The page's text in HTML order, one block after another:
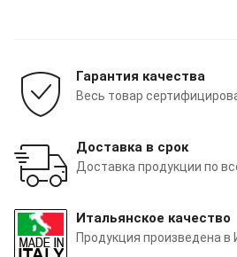
Гарантия качества
Весь товар
Доставка в срок
Доставка продукции по
Итальянское качество
Продукция произведена в